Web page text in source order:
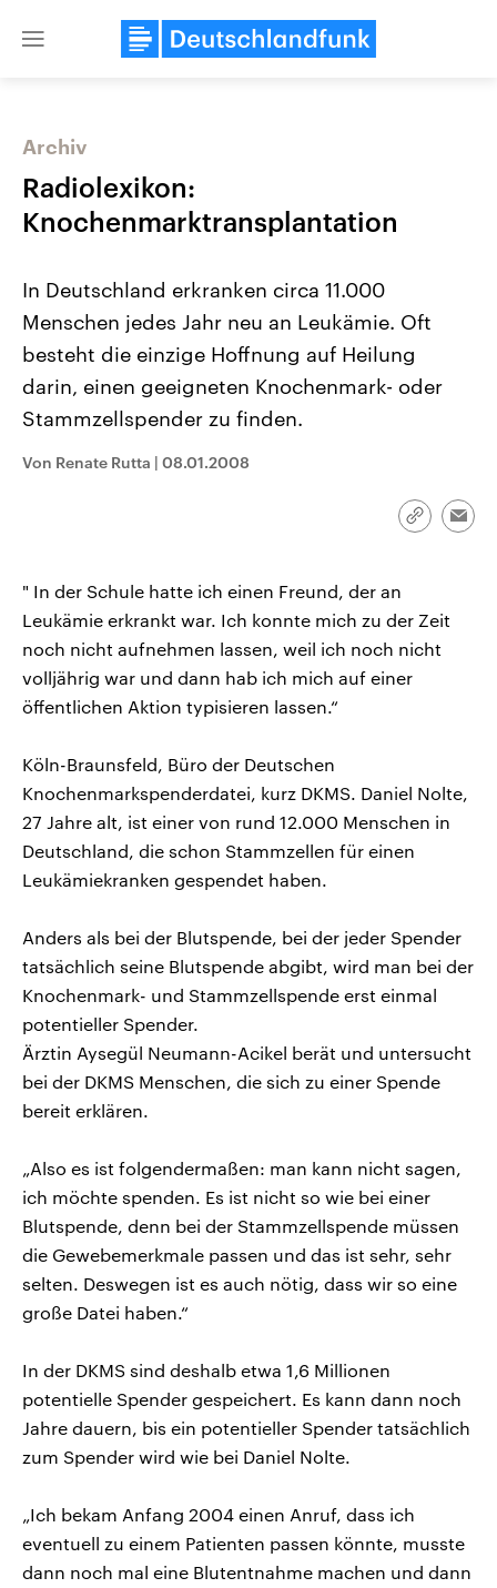
Close
Landtagswahl Sachsen-Anhalt
Alle Informationen
September 2026 einen neuen
Landtag. Seit 2021 wird das
und Kandidaten der anstehenden
Wahl.
USA
Hintergründe
aktuelle Weltgeschehen.
Audio-Archiv
Archiv
Radiolexikon:
Knochenmarktransplantation
In Deutschland erkranken circa 11.000
Menschen jedes Jahr neu an Leukämie. Oft
besteht die einzige Hoffnung auf Heilung
darin, einen geeigneten Knochenmark- oder
Stammzellspender zu finden.
Von Renate Rutta | 08.01.2008
Link
" In der Schule hatte ich einen Freund, der an
Leukämie erkrankt war. Ich konnte mich zu der Zeit
noch nicht aufnehmen lassen, weil ich noch nicht
volljährig war und dann hab ich mich auf einer
öffentlichen Aktion typisieren lassen.“
Köln-Braunsfeld, Büro der Deutschen
Knochenmarkspenderdatei, kurz DKMS. Daniel Nolte,
27 Jahre alt, ist einer von rund 12.000 Menschen in
Deutschland, die schon Stammzellen für einen
Leukämiekranken gespendet haben.
Anders als bei der Blutspende, bei der jeder Spender
tatsächlich seine Blutspende abgibt, wird man bei der
Knochenmark- und Stammzellspende erst einmal
potentieller Spender.
Ärztin Aysegül Neumann-Acikel berät und untersucht
bei der DKMS Menschen, die sich zu einer Spende
bereit erklären.
„Also es ist folgendermaßen: man kann nicht sagen,
ich möchte spenden. Es ist nicht so wie bei einer
Blutspende, denn bei der Stammzellspende müssen
die Gewebemerkmale passen und das ist sehr, sehr
selten. Deswegen ist es auch nötig, dass wir so eine
große Datei haben.“
In der DKMS sind deshalb etwa 1,6 Millionen
potentielle Spender gespeichert. Es kann dann noch
Jahre dauern, bis ein potentieller Spender tatsächlich
zum Spender wird wie bei Daniel Nolte.
„Ich bekam Anfang 2004 einen Anruf, dass ich
eventuell zu einem Patienten passen könnte, musste
dann noch mal eine Blutentnahme machen und dann